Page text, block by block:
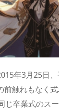
年3月25日
前触れもなく
じ卒業式のス